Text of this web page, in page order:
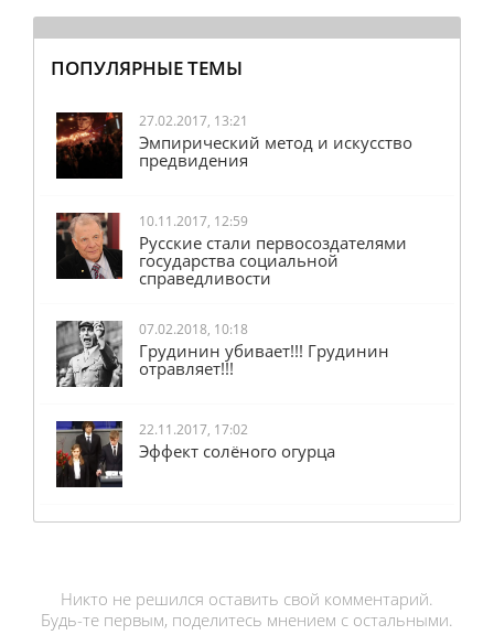
ПОПУЛЯРНЫЕ ТЕМЫ
27.02.2017, 13:21
Эмпирический метод и искусство
предвидения
10.11.2017, 12:59
Русские стали первосоздателями
государства социальной
справедливости
07.02.2018, 10:18
Грудинин убивает!!! Грудинин
отравляет!!!
22.11.2017, 17:02
Эффект солёного огурца
Никто не решился оставить свой комментарий.
Будь-те первым, поделитесь мнением с остальными.